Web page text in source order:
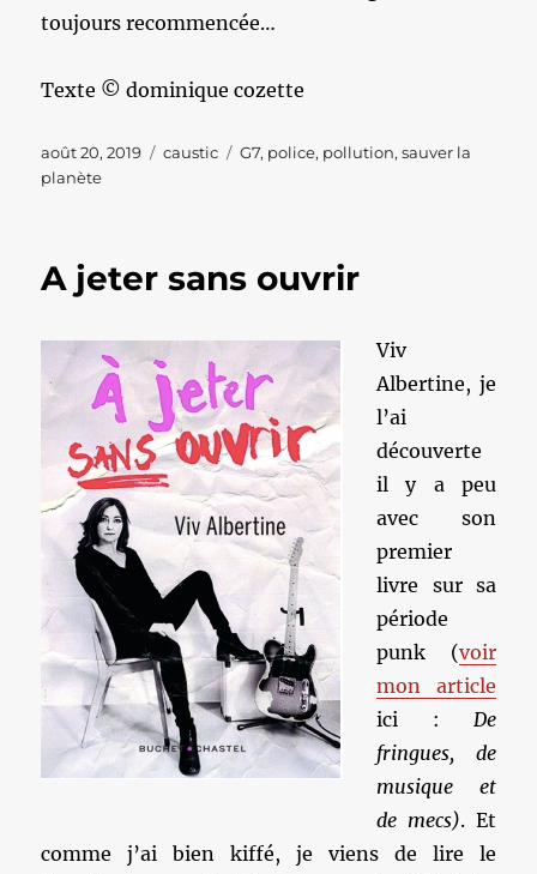
toujours recommencée…
Texte © dominique cozette
Publié
le
août 20, 2019 Catégories
caustic Étiquettes
G7, police, pollution,sauver la
planète
A jeter sans ouvrir
Viv
Albertine, je
l’ai
découverte
il y a peu
avec son
premier
livre sur sa
période
punk (voir
mon article
ici : De
fringues, de
musique et
de mecs). Et
comme j’ai bien kiffé, je viens de lire le